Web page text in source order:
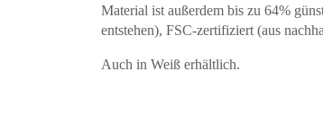
Material ist außerdem bis zu 64%
entstehen), FSC-zertifiziert (aus
Auch in Weiß erhältlich.